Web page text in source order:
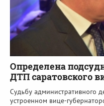
Определена
ДТП саратовского
Судьбу административного
устроенном вице-